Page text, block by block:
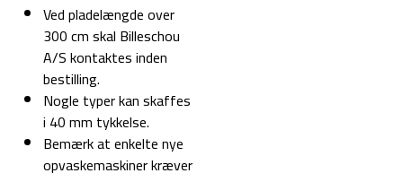
Ved pladelængde over
300 cm skal Billeschou
A/S kontaktes inden
bestilling.
Nogle typer kan skaffes
i 40 mm tykkelse.
Bemærk at enkelte nye
opvaskemaskiner kræver